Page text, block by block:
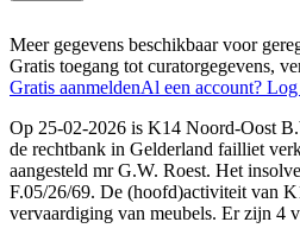
Meer gegevens beschikbaar voor
Gratis toegang tot curatorgegevens,
Gratis aanmeldenAl een account?
Op 25-02-2026 is K14 Noord-Oost
de rechtbank in Gelderland failliet
aangesteld mr G.W. Roest. Het
F.05/26/69. De (hoofd)activiteit van
vervaardiging van meubels. Er zijn 4